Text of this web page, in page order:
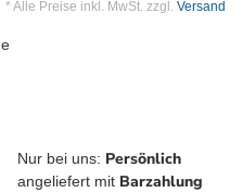
* Alle Preise inkl. MwSt. zzgl. Versand
Nur bei uns: Persönlich
angeliefert mit Barzahlung